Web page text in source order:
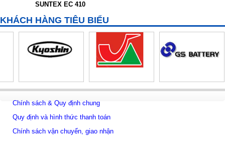
SUNTEX EC 410
KHÁCH HÀNG TIÊU BIỂU
Chính sách & Quy định chung
Quy định và hình thức thanh toán
Chính sách vận chuyển, giao nhận